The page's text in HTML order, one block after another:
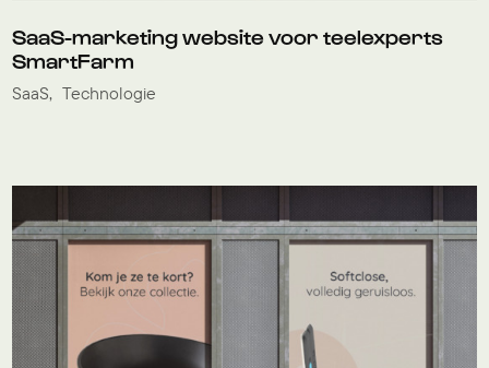
SaaS-marketing website voor teelexperts
SmartFarm
SaaS Technologie